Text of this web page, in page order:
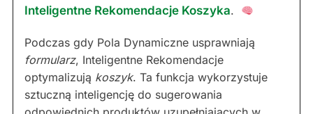
Inteligentne Rekomendacje Koszyka.
Podczas gdy Pola Dynamiczne usprawniają
formularz, Inteligentne Rekomendacje
optymalizują koszyk. Ta funkcja wykorzystuje
sztuczną inteligencję do sugerowania